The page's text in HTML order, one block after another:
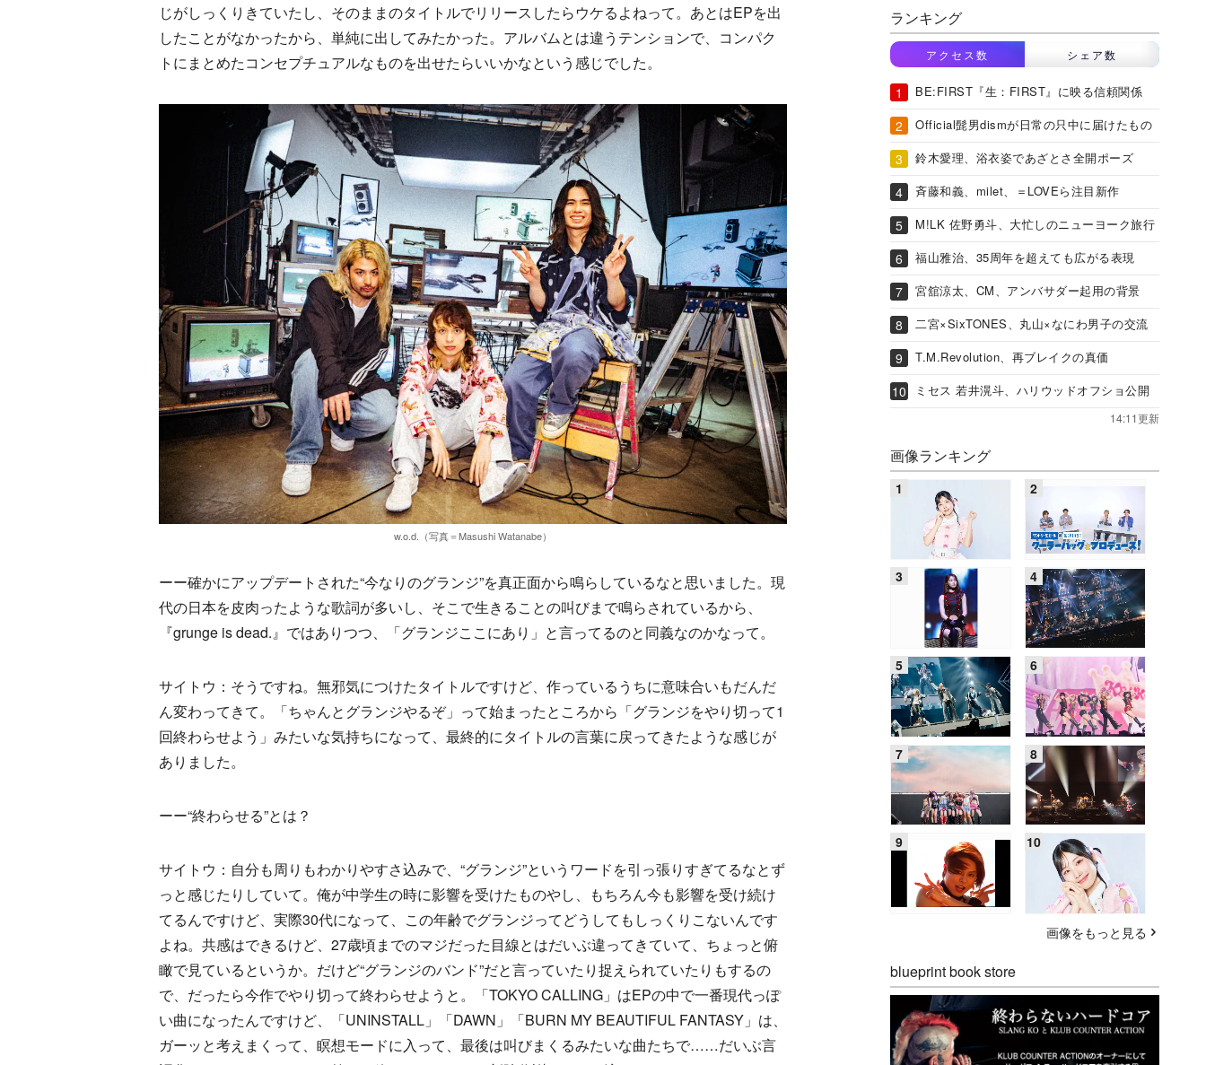
じがしっくりきていたし、そのままのタイトルでリリースしたらウケるよねって。あとはEPを出
したことがなかったから、単純に出してみたかった。アルバムとは違うテンションで、コンパク
トにまとめたコンセプチュアルなものを出せたらいいかなという感じでした。
w.o.d.（写真＝Masushi Watanabe）
ーー確かにアップデートされた“今なりのグランジ”を真正面から鳴らしているなと思いました。現
代の日本を皮肉ったような歌詞が多いし、そこで生きることの叫びまで鳴らされているから、
『grunge is dead.』ではありつつ、「グランジここにあり」と言ってるのと同義なのかなって。
サイトウ：そうですね。無邪気につけたタイトルですけど、作っているうちに意味合いもだんだ
ん変わってきて。「ちゃんとグランジやるぞ」って始まったところから「グランジをやり切って1
回終わらせよう」みたいな気持ちになって、最終的にタイトルの言葉に戻ってきたような感じが
ありました。
ーー“終わらせる”とは？
サイトウ：自分も周りもわかりやすさ込みで、“グランジ”というワードを引っ張りすぎてるなとず
っと感じたりしていて。俺が中学生の時に影響を受けたものやし、もちろん今も影響を受け続け
てるんですけど、実際30代になって、この年齢でグランジってどうしてもしっくりこないんです
よね。共感はできるけど、27歳頃までのマジだった目線とはだいぶ違ってきていて、ちょっと俯
瞰で見ているというか。だけど“グランジのバンド”だと言っていたり捉えられていたりもするの
で、だったら今作でやり切って終わらせようと。「TOKYO CALLING」はEPの中で一番現代っぽ
い曲になったんですけど、「UNINSTALL」「DAWN」「BURN MY BEAUTIFUL FANTASY」は、
ガーッと考えまくって、瞑想モードに入って、最後は叫びまくるみたいな曲たちで……だいぶ言
ランキング
アクセス数 シェア数
BE:FIRST『生：FIRST』に映る信頼関係
Official髭男dismが日常の只中に届けたもの
鈴木愛理、浴衣姿であざとさ全開ポーズ
斉藤和義、milet、＝LOVEら注目新作
M!LK 佐野勇斗、大忙しのニューヨーク旅行
福山雅治、35周年を超えても広がる表現
宮舘涼太、CM、アンバサダー起用の背景
二宮×SixTONES、丸山×なにわ男子の交流
T.M.Revolution、再ブレイクの真価
ミセス 若井滉斗、ハリウッドオフショ公開
14:11更新
画像ランキング
画像をもっと見る
blueprint book store